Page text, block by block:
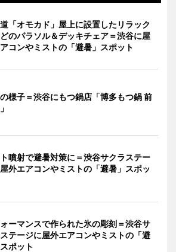
「オモカド」屋上に設置したリラック
のパラソル＆デッキチェア＝渋谷に屋
コンやミストの「避暑」スポット
様子＝渋谷にもつ鍋店「博多もつ鍋 前
噴射で避暑対策に＝渋谷サクラステー
外エアコンやミストの「避暑」スポッ
ーマンスで作られた氷の彫刻＝渋谷サ
テージに屋外エアコンやミストの「避
ポット